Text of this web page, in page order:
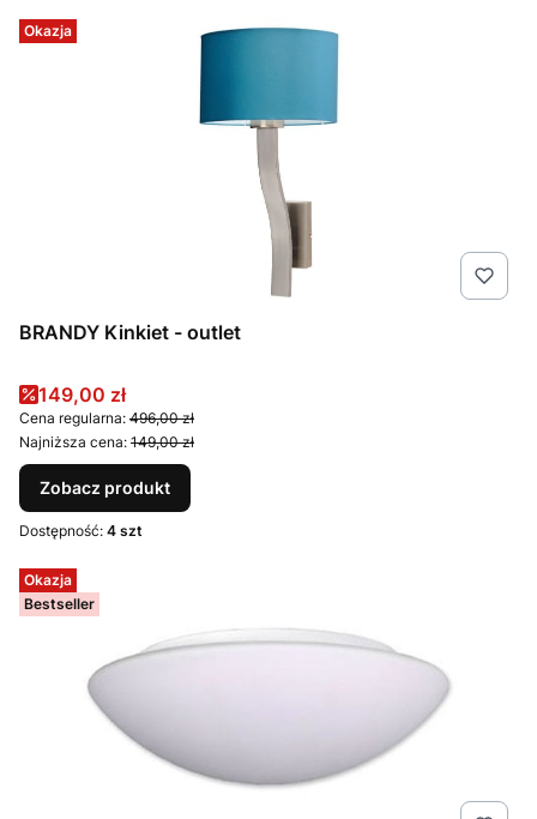
Okazja
BRANDY Kinkiet - outlet
Cena promocyjna
149,00 zł
Cena regularna: 496,00 zł
Najniższa cena: 149,00 zł
Zobacz produkt
Dostępność: 4 szt
Okazja
Bestseller